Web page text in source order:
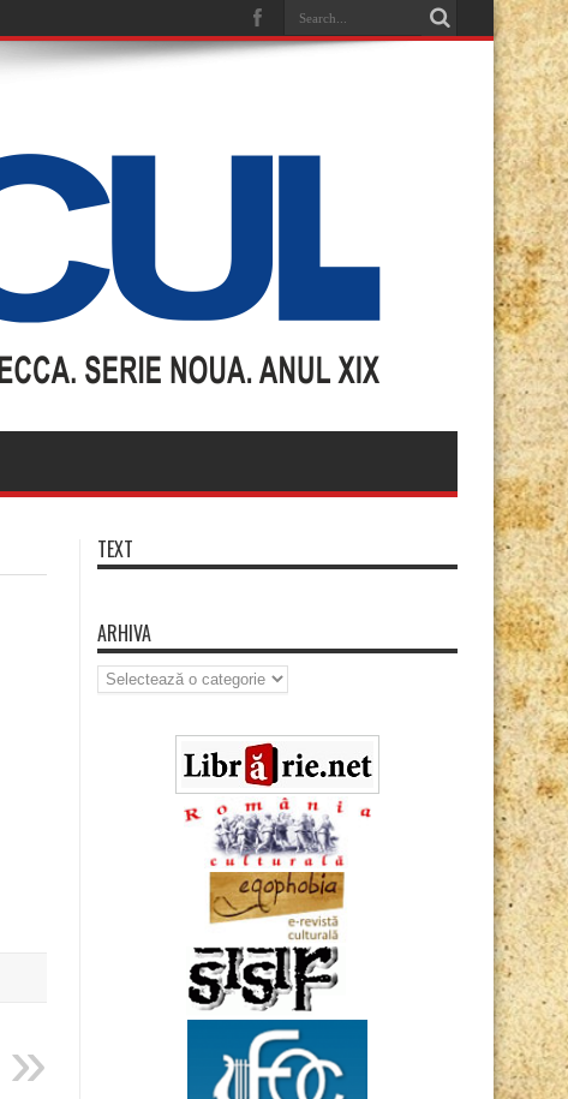
TEXT
ARHIVA
Arhiva